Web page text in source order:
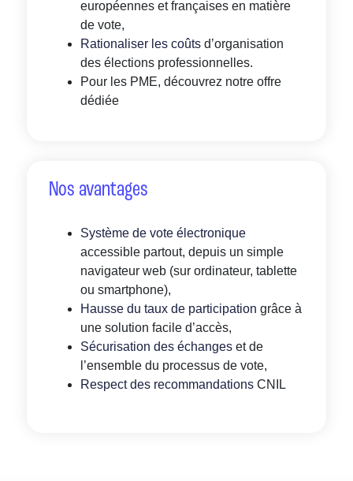
européennes et françaises en matière
de vote,
Rationaliser les coûtsd’organisation
des élections professionnelles.
Pour les PME, découvrez notre offre
dédiée
Nos avantages
Système de vote électronique
accessible partout, depuis un simple
navigateur web (sur ordinateur, tablette
ou smartphone),
Hausse du taux de participation grâce à
une solution facile d’accès,
Sécurisation des échangeset de
l’ensemble du processus de vote,
Respect des recommandationsCNIL